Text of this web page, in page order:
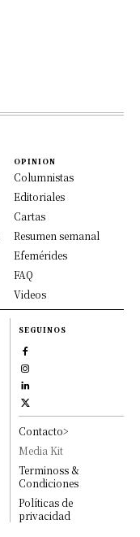
OPINION
Columnistas
Editoriales
Cartas
Resumen semanal
Efemérides
FAQ
Videos
SEGUINOS
Contacto>
Media Kit
Terminoss &
Condiciones
Políticas de
privacidad